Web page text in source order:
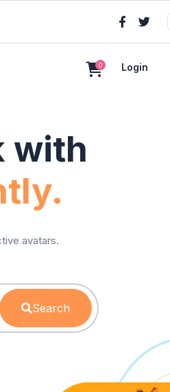
0 Login
with
avatars.
Search